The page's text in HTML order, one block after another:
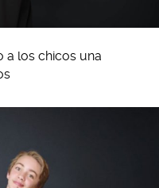
a los chicos una